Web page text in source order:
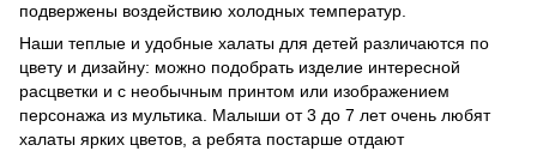
подвержены воздействию холодных температур.
Наши теплые и удобные халаты для детей различаются по
цвету и дизайну: можно подобрать изделие интересной
расцветки и с необычным принтом или изображением
персонажа из мультика. Малыши от 3 до 7 лет очень любят
халаты ярких цветов, а ребята постарше отдают